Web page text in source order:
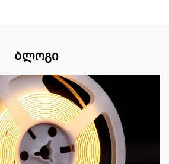
Ბლოგი